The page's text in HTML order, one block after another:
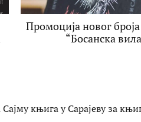
Промоција новог
“Босанска